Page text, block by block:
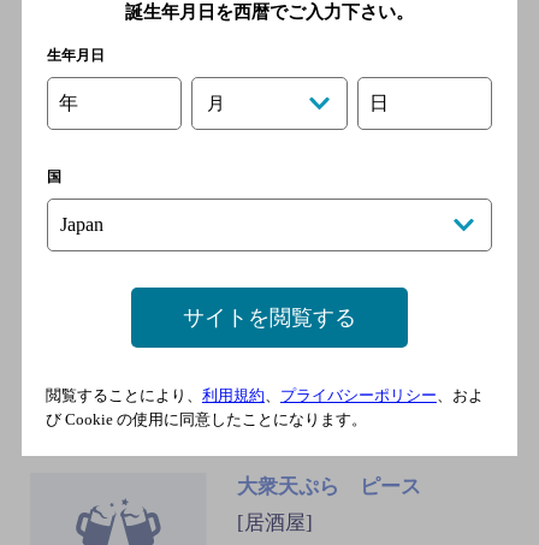
[居酒屋]
福島交通 福島駅／阿武隈急
行 福島駅／ＪＲ東北本線
駅／ＪＲ山形線 福島駅
大衆天ぷら ピース
[居酒屋]
誕生年月日を西暦でご入力下さい。
生年月日
年 月 日
国
サイトを閲覧する
閲覧することにより、 利用規約 プライバシーポリシー 、およ
び Cookie の使用に同意したことになります。